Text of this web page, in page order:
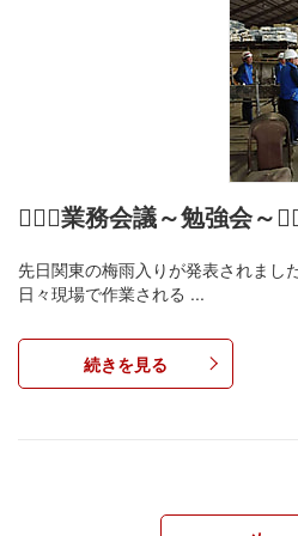
👷🏻‍♂️業務会議～勉強会～
先日関東の梅雨入りが発表されまし
日々現場で作業される ...
続きを見る